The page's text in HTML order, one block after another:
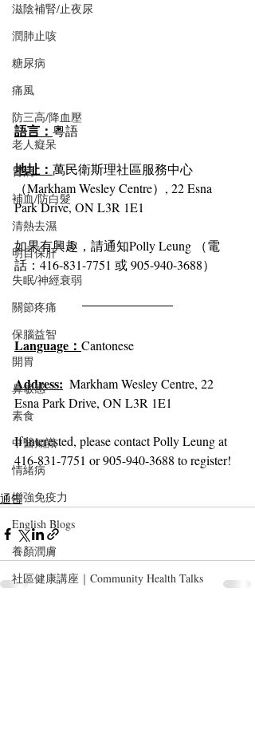
滋陰補腎/止夜尿
潤肺止咳
糖尿病
痛風
防三高/降血壓
老人癡呆
胃病
補血/防白髮
清熱去濕
明目保肝
失眠/神經衰弱
關節疼痛
保腦益智
開胃
鼻敏感
素食
中醫知識
情緒病
增強免疫力
English Blogs
養顏潤膚
社區健康講座｜Community Health Talks
⁣語言： 粵語⁣
⁣地址： 萬民衛斯理社區服務中心
（Markham Wesley Centre）, 22 Esna
Park Drive, ON L3R 1E1⁣
⁣如果有興趣，請通知Polly Leung （電
話：416-831-7751 或 905-940-3688）
Language： Cantonese
Address: Markham Wesley Centre, 22
Esna Park Drive, ON L3R 1E1⁣
If interested, please contact Polly Leung at
416-831-7751 or 905-940-3688 to register!
通告